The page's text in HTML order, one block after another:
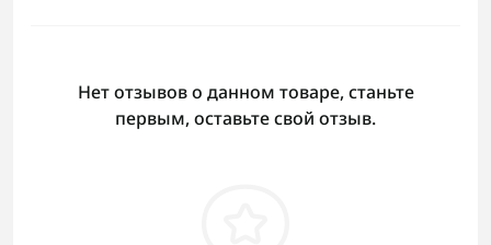
Нет отзывов о данном товаре, станьте
первым, оставьте свой отзыв.